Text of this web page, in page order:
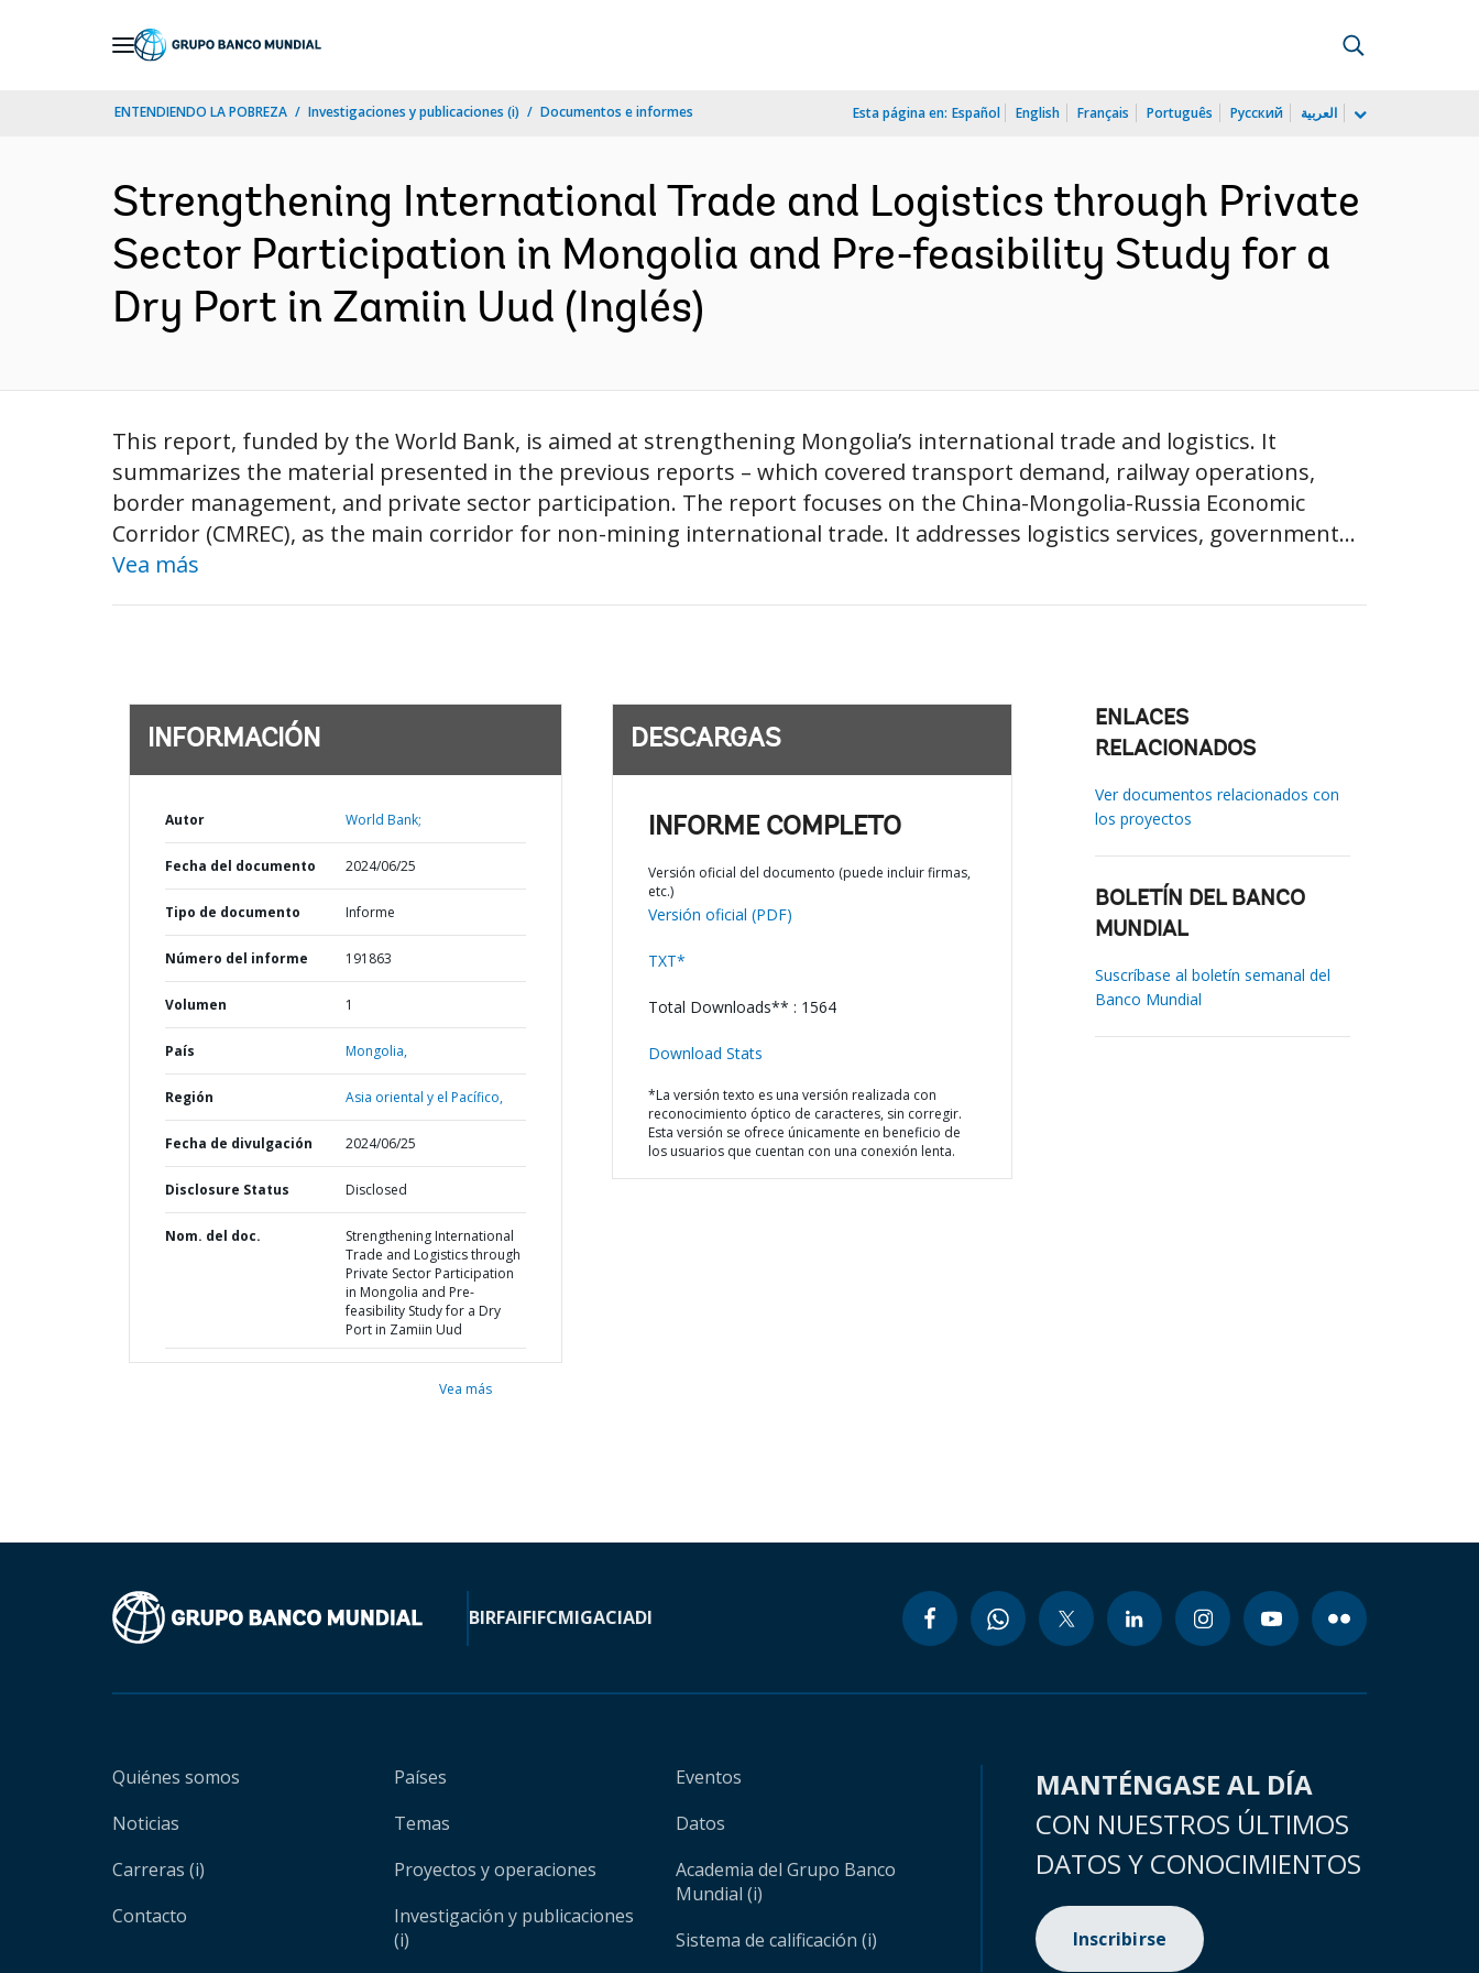
ENTENDIENDO LA POBREZA Investigaciones y publicaciones (i) Documentos e informes Esta página en: Español English Français Português Русский العربية
Strengthening International Trade and Logistics through Private
Sector Participation in Mongolia and Pre-feasibility Study for a
Dry Port in Zamiin Uud (Inglés)
This report, funded by the World Bank, is aimed at strengthening Mongolia’s international trade and logistics. It
summarizes the material presented in the previous reports – which covered transport demand, railway operations,
border management, and private sector participation. The report focuses on the China-Mongolia-Russia Economic
Corridor (CMREC), as the main corridor for non-mining international trade. It addresses logistics services, government...
Vea más
INFORMACIÓN
Autor World Bank;
Fecha del documento 2024/06/25
Tipo de documento Informe
Número del informe 191863
Volumen 1
País Mongolia,
Región Asia oriental y el Pacífico,
Fecha de divulgación 2024/06/25
Disclosure Status Disclosed
Nom. del doc.
Strengthening International
Trade and Logistics through
Private Sector Participation
in Mongolia and Pre-
feasibility Study for a Dry
Port in Zamiin Uud
Vea más
DESCARGAS
INFORME COMPLETO
Versión oficial del documento (puede incluir firmas,
etc.)
Versión oficial (PDF)
TXT*
Total Downloads** : 1564
Download Stats
*La versión texto es una versión realizada con
reconocimiento óptico de caracteres, sin corregir.
Esta versión se ofrece únicamente en beneficio de
los usuarios que cuentan con una conexión lenta.
ENLACES
RELACIONADOS
Ver documentos relacionados con
los proyectos
BOLETÍN DEL BANCO
MUNDIAL
Suscríbase al boletín semanal del
Banco Mundial
BIRFAIFIFCMIGACIADI
Quiénes somos
Noticias
Carreras (i)
Contacto
Países
Temas
Proyectos y operaciones
Investigación y publicaciones
(i)
Eventos
Datos
Academia del Grupo Banco
Mundial (i)
Sistema de calificación (i)
MANTÉNGASE AL DÍA
CON NUESTROS ÚLTIMOS
DATOS Y CONOCIMIENTOS
Inscribirse